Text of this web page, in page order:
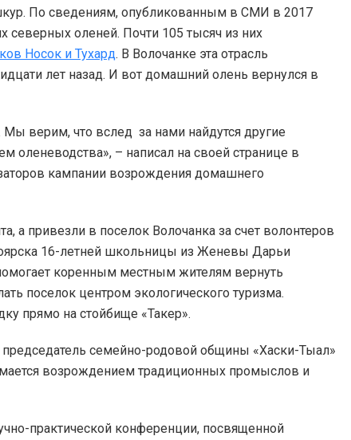
По сведениям, опубликованным в СМИ в 2017
оленей. Почти 105 тысяч из них
Носок и Тухард. В Волочанке эта отрасль
лет назад. И вот домашний олень вернулся в
Мы верим, что вслед за нами найдутся другие
– написал на своей странице в
кампании возрождения домашнего
а привезли в поселок Волочанка за счет волонтеров
16-летней школьницы из Женевы Дарьи
коренным местным жителям вернуть
поселок центром экологического туризма.
прямо на стойбище «Такер».
семейно-родовой общины «Хаски-Тыал»
возрождением традиционных промыслов и
практической конференции, посвященной